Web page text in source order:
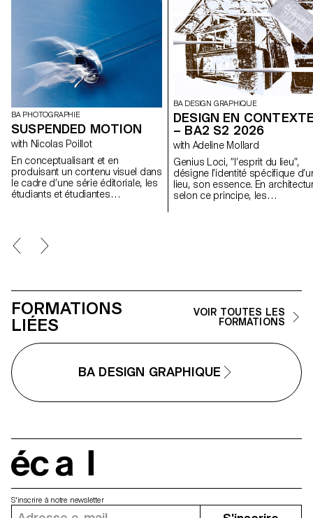
BA PHOTOGRAPHIE
SUSPENDED MOTION
with Nicolas Poillot
En conceptualisant et en
produisant un contenu visuel dans
le cadre d’une série éditoriale, les
étudiants et étudiantes
appliquée, en étroite collaboration
avec le Directeur Artistique Nicolas
BA DESIGN GRAPHIQUE
DESIGN EN
– BA2 S2 2026
with Adeline Mollard
Genius Loci, “l’esprit du lieu”,
désigne l’identité spécifique
lieu, son essence. En
selon ce principe, les
communication du lieu.
FORMATIONS
LIÉES
VOIR TOUTES LES
FORMATIONS
BA DESIGN GRAPHIQUE
S'inscrire à notre newsletter